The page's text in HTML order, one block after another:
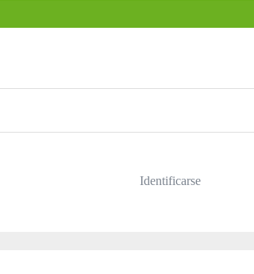
Identificarse